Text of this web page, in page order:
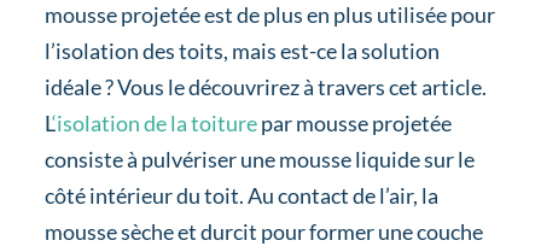
mousse projetée est de plus en plus utilisée pour
l’isolation des toits, mais est-ce la solution
idéale ? Vous le découvrirez à travers cet article.
L‘isolation de la toiturepar mousse projetée
consiste à pulvériser une mousse liquide sur le
côté intérieur du toit. Au contact de l’air, la
mousse sèche et durcit pour former une couche